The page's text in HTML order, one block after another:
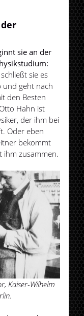
sie an der
sie es
und geht nach
den Besten
Hahn ist
der ihm bei
Oder eben
bekommt
ihm zusammen.
Kaiser-Wilhelm